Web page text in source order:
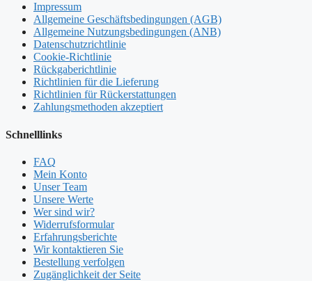
Impressum
Allgemeine Geschäftsbedingungen (AGB)
Allgemeine Nutzungsbedingungen (ANB)
Datenschutzrichtlinie
Cookie-Richtlinie
Rückgaberichtlinie
Richtlinien für die Lieferung
Richtlinien für Rückerstattungen
Zahlungsmethoden akzeptiert
Schnelllinks
FAQ
Mein Konto
Unser Team
Unsere Werte
Wer sind wir?
Widerrufsformular
Erfahrungsberichte
Wir kontaktieren Sie
Bestellung verfolgen
Zugänglichkeit der Seite